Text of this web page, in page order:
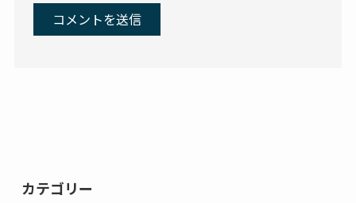
カテゴリー